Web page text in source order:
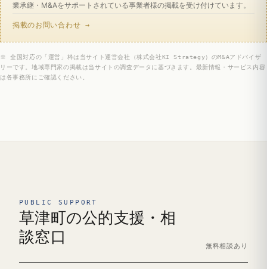
業承継・M&Aをサポートされている事業者様の掲載を受け付けています。
掲載のお問い合わせ →
※ 全国対応の「運営」枠は当サイト運営会社（株式会社KI Strategy）のM&Aアドバイザ
リーです。地域専門家の掲載は当サイトの調査データに基づきます。最新情報・サービス内容
は各事務所にご確認ください。
PUBLIC SUPPORT
草津町の公的支援・相
談窓口
無料相談あり